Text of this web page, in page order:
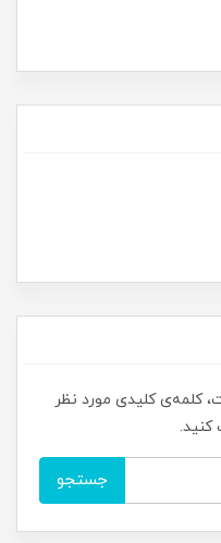
کلمه‌ی کلیدی مورد نظر
کنید.
جستجو